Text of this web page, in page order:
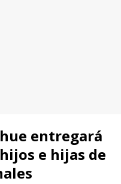
entregará
e hijas de